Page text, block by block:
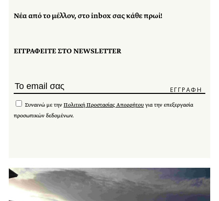
Νέα από το μέλλον, στο inbox σας κάθε πρωί!
ΕΓΓΡΑΦΕΙΤΕ ΣΤΟ NEWSLETTER
Συναινώ με την Πολιτική Προστασίας Απορρήτου για την επεξεργασία
προσωπικών δεδομένων.